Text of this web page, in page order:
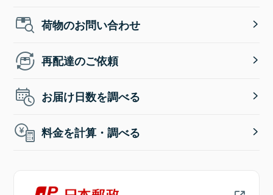
荷物のお問い合わせ
再配達のご依頼
お届け日数を調べる
料金を計算・調べる